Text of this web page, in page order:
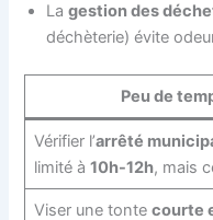
Lagestion des
déchèterie) évite
Peu de
Vérifier l’arrêté
limité à 10h-12h, mais
Viser une tonte courte